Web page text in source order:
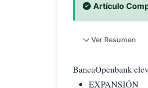
Artículo
Ver Resumen
BancaOpenbank
EXPANSIÓN